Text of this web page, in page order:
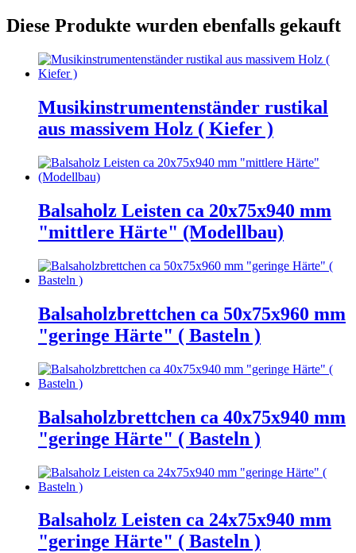
Diese Produkte wurden ebenfalls gekauft
Musikinstrumentenständer rustikal
aus massivem Holz ( Kiefer )
Balsaholz Leisten ca 20x75x940 mm
"mittlere Härte" (Modellbau)
Balsaholzbrettchen ca 50x75x960 mm
"geringe Härte" ( Basteln )
Balsaholzbrettchen ca 40x75x940 mm
"geringe Härte" ( Basteln )
Balsaholz Leisten ca 24x75x940 mm
"geringe Härte" ( Basteln )